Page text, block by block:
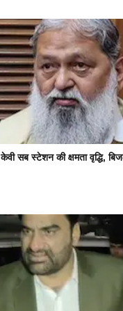
सब स्टेशन की क्षमता वृद्धि,